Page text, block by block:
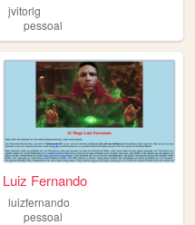
, philosophy
jvitorlg
pessoal
Luiz Fernando
luizfernando
pessoal